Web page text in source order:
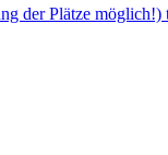
der Plätze möglich!)